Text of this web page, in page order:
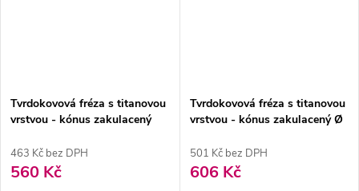
Tvrdokovová fréza s titanovou
vrstvou - kónus zakulacený
463 Kč bez DPH
560 Kč
Tvrdokovová fréza s titanovou
vrstvou - kónus zakulacený Ø
501 Kč bez DPH
606 Kč